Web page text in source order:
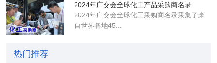
2024年广交会全球化工产品采购商名录
2024年广交会全球化工采购商名录采集了来
自世界各地45...
热门推荐